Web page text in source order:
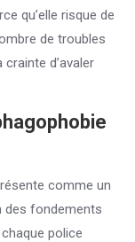
qu’elle risque de
de troubles
d’avaler
comme un
des fondements
police